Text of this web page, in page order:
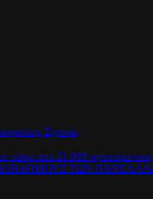
Σχοινάς
πάνω από 21.000
ΤΩΝ